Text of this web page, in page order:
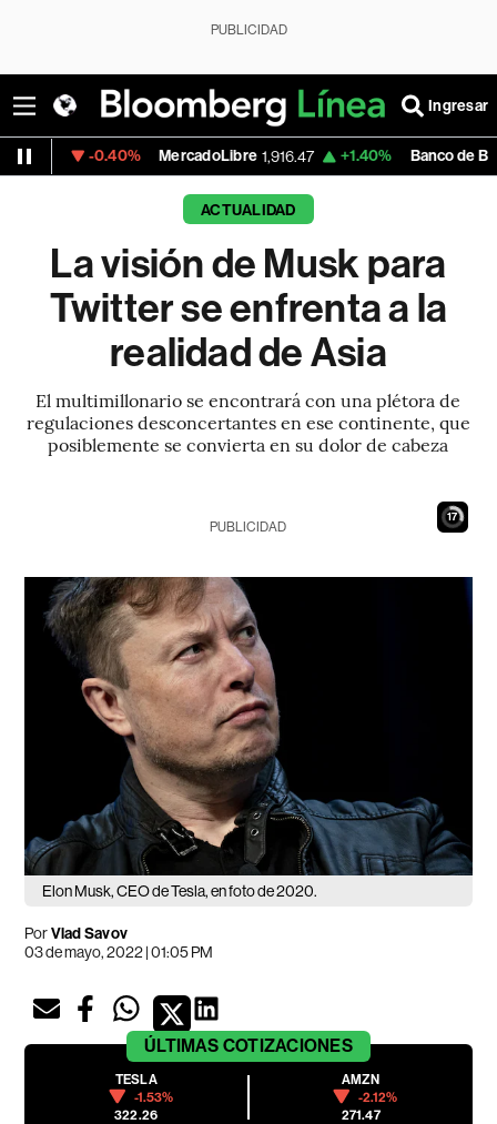
PUBLICIDAD
Ingresar
MercadoLibre 1,916.47 +1.40% Banco de Bogota
ACTUALIDAD
La visión de Musk para
Twitter se enfrenta a la
realidad de Asia
El multimillonario se encontrará con una plétora de
regulaciones desconcertantes en ese continente, que
posiblemente se convierta en su dolor de cabeza
16
PUBLICIDAD
Elon Musk, CEO de Tesla, en foto de 2020.
PorVlad Savov
03 de mayo, 2022 | 01:05 PM
ÚLTIMAS COTIZACIONES
TESLA
-1.53%
322.26
AMZN
-2.12%
271.47